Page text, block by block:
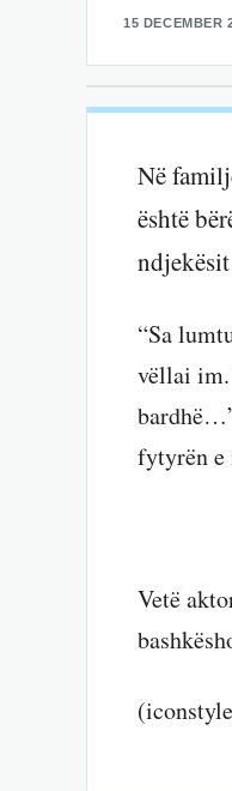
15 DECEMBER
Në
është
“Sa
vëllai
fytyrën e
Vetë